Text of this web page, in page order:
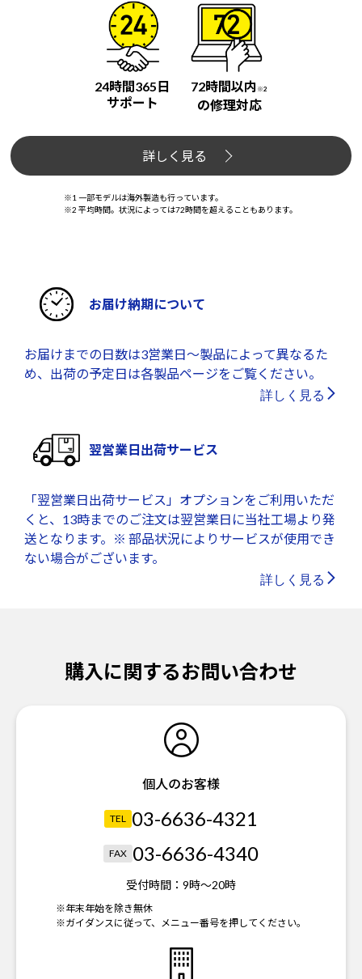
24時間365日
サポート
72時間以内 ※2
の修理対応
詳しく見る
※1 一部モデルは海外製造も行っています。
※2 平均時間。状況によっては72時間を超えることもあります。
お届け納期について
お届けまでの日数は3営業日～製品によって異なるた
め、出荷の予定日は各製品ページをご覧ください。
詳しく見る
翌営業日出荷サービス
「翌営業日出荷サービス」オプションをご利用いただ
くと、13時までのご注文は翌営業日に当社工場より発
送となります。※ 部品状況によりサービスが使用でき
ない場合がございます。
詳しく見る
購入に関するお問い合わせ
個人のお客様
TEL 03-6636-4321
FAX 03-6636-4340
受付時間： 9時～20時
※年末年始を除き無休
※ガイダンスに従って、メニュー番号を押してください。